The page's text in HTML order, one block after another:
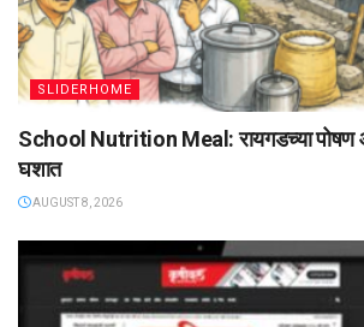
SLIDERHOME
School Nutrition Meal: रायगडच्या पोषण
घशात
AUGUST 8, 2026